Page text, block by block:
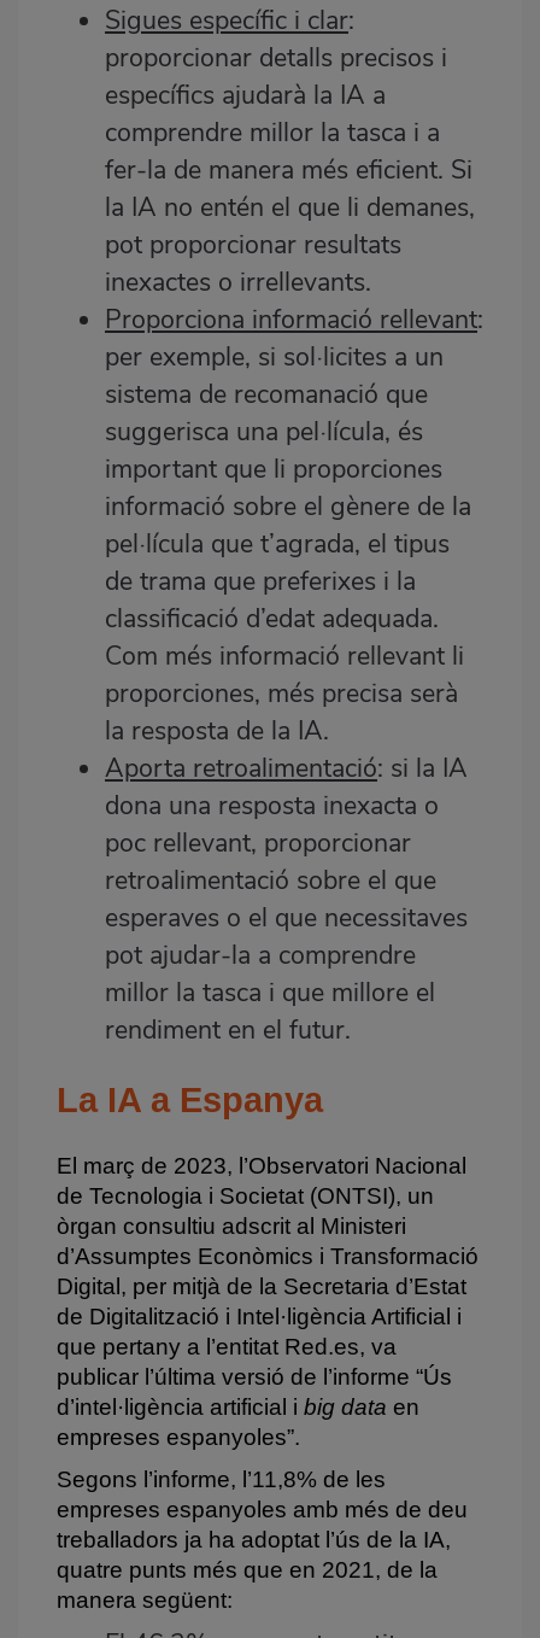
Sigues específic i clar:
proporcionar detalls precisos i
específics ajudarà la IA a
comprendre millor la tasca i a
fer-la de manera més eficient. Si
la IA no entén el que li demanes,
pot proporcionar resultats
inexactes o irrellevants.
Proporciona informació rellevant:
per exemple, si sol·licites a un
sistema de recomanació que
suggerisca una pel·lícula, és
important que li proporciones
informació sobre el gènere de la
pel·lícula que t’agrada, el tipus
de trama que preferixes i la
classificació d’edat adequada.
Com més informació rellevant li
proporciones, més precisa serà
la resposta de la IA.
Aporta retroalimentació: si la IA
dona una resposta inexacta o
poc rellevant, proporcionar
retroalimentació sobre el que
esperaves o el que necessitaves
pot ajudar-la a comprendre
millor la tasca i que millore el
rendiment en el futur.
La IA a Espanya
El març de 2023, l’Observatori Nacional
de Tecnologia i Societat (ONTSI), un
òrgan consultiu adscrit al Ministeri
d’Assumptes Econòmics i Transformació
Digital , per mitjà de la Secretaria d’Estat
de Digitalització i Intel·ligència Artificial i
que pertany a l’entitat Red.es, va
publicar l’última versió de l’informe “Ús
d’intel·ligència artificial i big data en
empreses espanyoles”.
Segons l’informe, l’11,8% de les
empreses espanyoles amb més de deu
treballadors ja ha adoptat l’ús de la IA,
quatre punts més que en 2021, de la
manera següent: